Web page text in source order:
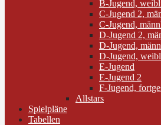
B-Jugend,
C-Jugend 2,
C-Jugend,
D-Jugend 2,
D-Jugend,
D-Jugend,
E-Jugend
E-Jugend 2
F-Jugend,
Allstars
Spielpläne
Tabellen